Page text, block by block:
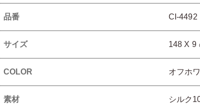
品番 CI-4492
サイズ 148 X 9
COLOR オフホ
素材 シルク